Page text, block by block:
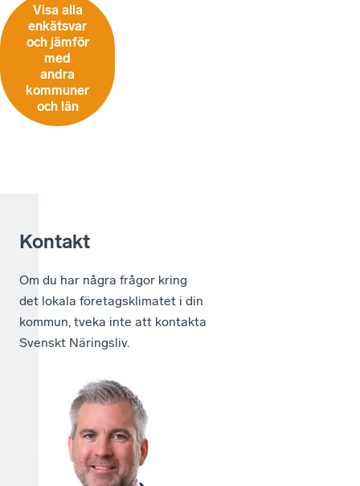
Visa alla
enkätsvar
och jämför
med
andra
kommuner
och län
Kontakt
Om du har några frågor kring
det lokala företagsklimatet i din
kommun, tveka inte att kontakta
Svenskt Näringsliv.